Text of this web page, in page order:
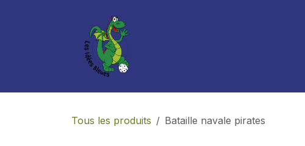
Tous les produits Bataille navale pirates